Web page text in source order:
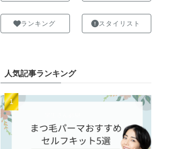
ランキング スタイリスト
人気記事ランキング